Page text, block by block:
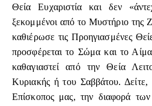
Θεία Ευχαριστία και δεν
ξεκομμένοι από το Μυστήριο της
καθιέρωσε τις Προηγιασμένες
προσφέρεται το Σώμα και το
καθαγιαστεί από την Θεία
Κυριακής ή του Σαββάτου.
Επίσκοπος μας, την διαφορά